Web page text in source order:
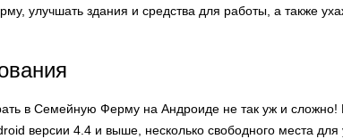
улучшать здания и средства для работы, а также
в Семейную Ферму на Андроиде не так уж и
версии 4.4 и выше, несколько свободного места для